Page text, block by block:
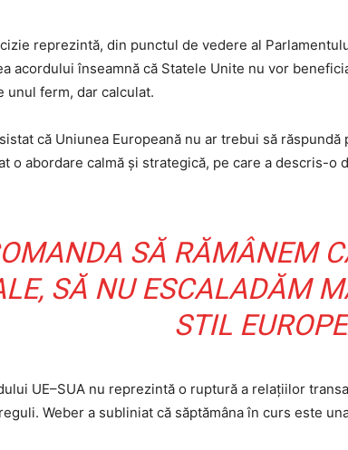
reprezintă, din punctul de vedere al
acordului înseamnă că Statele Unite nu vor
unul ferm, dar calculat.
că Uniunea Europeană nu ar trebui să
o abordare calmă și strategică, pe care a descris-o
SĂ RĂMÂNEM
SĂ NU ESCALADĂM
STIL
UE–SUA nu reprezintă o ruptură a relațiilor
Weber a subliniat că săptămâna în curs este